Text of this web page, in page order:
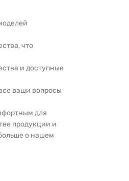
что
и доступные
ваши вопросы
для
продукции и
о нашем